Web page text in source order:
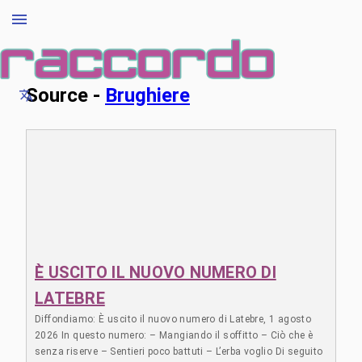
Source - Brughiere
È USCITO IL NUOVO NUMERO DI
LATEBRE
Diffondiamo: È uscito il nuovo numero di Latebre, 1 agosto
2026 In questo numero: – Mangiando il soffitto – Ciò che è
senza riserve – Sentieri poco battuti – L’erba voglio Di seguito